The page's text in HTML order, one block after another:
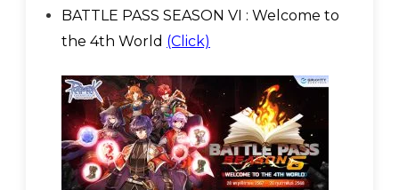
BATTLE PASS SEASON VI : Welcome to
the 4th World (Click)